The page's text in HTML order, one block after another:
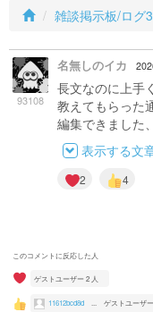
雑談掲示板/ログ3
93108
名無しのイカ
長文なのに上手
教えてもらった
編集できました
表示する文
2 4
このコメントに反応した人
ゲストユーザー 2 人
11612bcd8d ゲストユーザ